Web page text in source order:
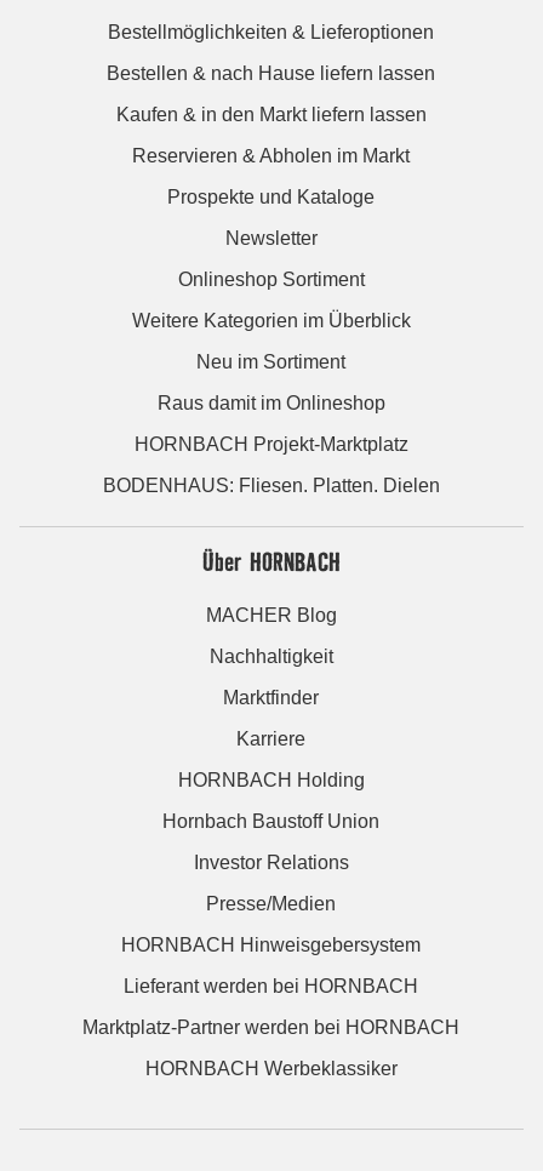
Bestellmöglichkeiten & Lieferoptionen
Bestellen & nach Hause liefern lassen
Kaufen & in den Markt liefern lassen
Reservieren & Abholen im Markt
Prospekte und Kataloge
Newsletter
Onlineshop Sortiment
Weitere Kategorien im Überblick
Neu im Sortiment
Raus damit im Onlineshop
HORNBACH Projekt-Marktplatz
BODENHAUS: Fliesen. Platten. Dielen
Über HORNBACH
MACHER Blog
Nachhaltigkeit
Marktfinder
Karriere
HORNBACH Holding
Hornbach Baustoff Union
Investor Relations
Presse/Medien
HORNBACH Hinweisgebersystem
Lieferant werden bei HORNBACH
Marktplatz-Partner werden bei HORNBACH
HORNBACH Werbeklassiker